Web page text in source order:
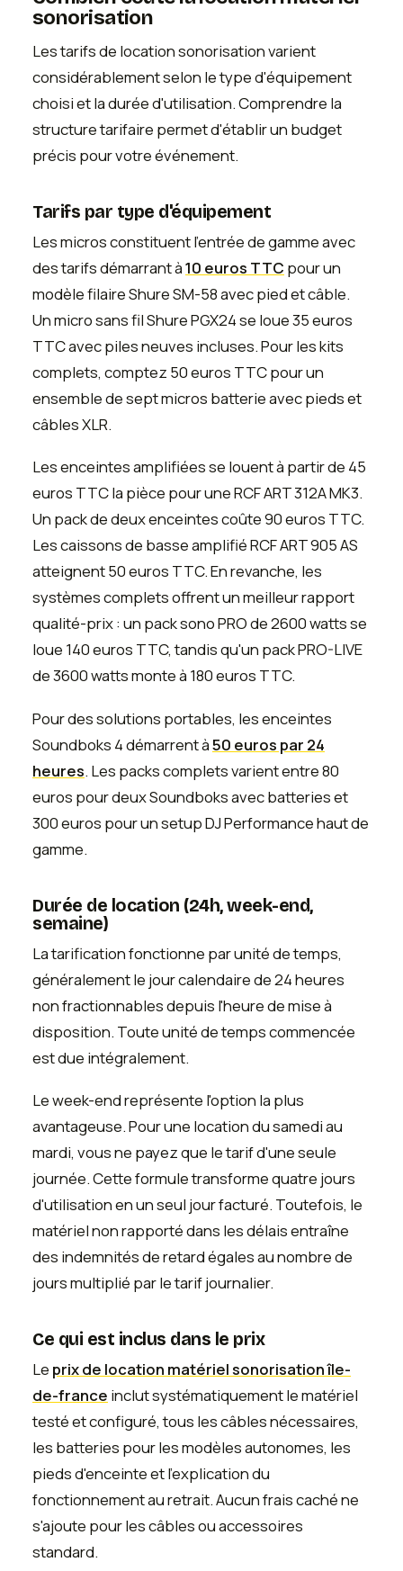
sonorisation
Les tarifs de location sonorisation varient
considérablement selon le type d'équipement
choisi et la durée d'utilisation. Comprendre la
structure tarifaire permet d'établir un budget
précis pour votre événement.
Tarifs par type d'équipement
Les micros constituent l'entrée de gamme avec
des tarifs démarrant à10 euros TTC pour un
modèle filaire Shure SM-58 avec pied et câble.
Un micro sans fil Shure PGX24 se loue 35 euros
TTC avec piles neuves incluses. Pour les kits
complets, comptez 50 euros TTC pour un
ensemble de sept micros batterie avec pieds et
câbles XLR.
Les enceintes amplifiées se louent à partir de 45
euros TTC la pièce pour une RCF ART 312A MK3.
Un pack de deux enceintes coûte 90 euros TTC.
Les caissons de basse amplifié RCF ART 905 AS
atteignent 50 euros TTC. En revanche, les
systèmes complets offrent un meilleur rapport
qualité-prix : un pack sono PRO de 2600 watts se
loue 140 euros TTC, tandis qu'un pack PRO-LIVE
de 3600 watts monte à 180 euros TTC.
Pour des solutions portables, les enceintes
Soundboks 4 démarrent à50 euros par 24
heures. Les packs complets varient entre 80
euros pour deux Soundboks avec batteries et
300 euros pour un setup DJ Performance haut de
gamme.
Durée de location (24h, week-end,
semaine)
La tarification fonctionne par unité de temps,
généralement le jour calendaire de 24 heures
non fractionnables depuis l'heure de mise à
disposition. Toute unité de temps commencée
est due intégralement.
Le week-end représente l'option la plus
avantageuse. Pour une location du samedi au
mardi, vous ne payez que le tarif d'une seule
journée. Cette formule transforme quatre jours
d'utilisation en un seul jour facturé. Toutefois, le
matériel non rapporté dans les délais entraîne
des indemnités de retard égales au nombre de
jours multiplié par le tarif journalier.
Ce qui est inclus dans le prix
Le prix de location matériel sonorisation île-
de-france inclut systématiquement le matériel
testé et configuré, tous les câbles nécessaires,
les batteries pour les modèles autonomes, les
pieds d'enceinte et l'explication du
fonctionnement au retrait. Aucun frais caché ne
s'ajoute pour les câbles ou accessoires
standard.